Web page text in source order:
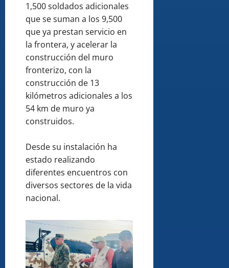
1,500 soldados adicionales
que se suman a los 9,500
que ya prestan servicio en
la frontera, y acelerar la
construcción del muro
fronterizo, con la
construcción de 13
kilómetros adicionales a los
54 km de muro ya
construidos.
Desde su instalación ha
estado realizando
diferentes encuentros con
diversos sectores de la vida
nacional.